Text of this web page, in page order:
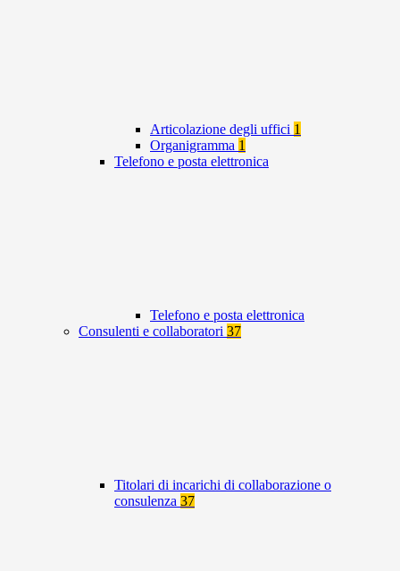
Articolazione degli uffici 1
Organigramma 1
Telefono e posta elettronica
Telefono e posta elettronica
Consulenti e collaboratori 37
Titolari di incarichi di collaborazione o
consulenza 37